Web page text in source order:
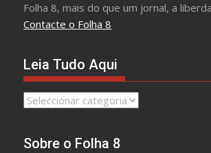
Folha 8, mais do que um jornal, a
Contacte o Folha 8
Leia Tudo Aqui
Leia
Sobre o Folha 8